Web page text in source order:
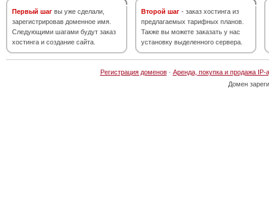
Первый шаг вы уже сделали,
зарегистрировав доменное имя.
Следующими шагами будут заказ
хостинга и создание сайта.
Второй шаг - заказ хостинга из
предлагаемых тарифных планов.
Также вы можете заказать у нас
установку выделенного сервера.
Регистрация доменов· Аренда, покупка и продажа IP-
Домен